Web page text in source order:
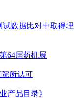
试数据比对中取得理
64届药机展
所认可
产品目录》